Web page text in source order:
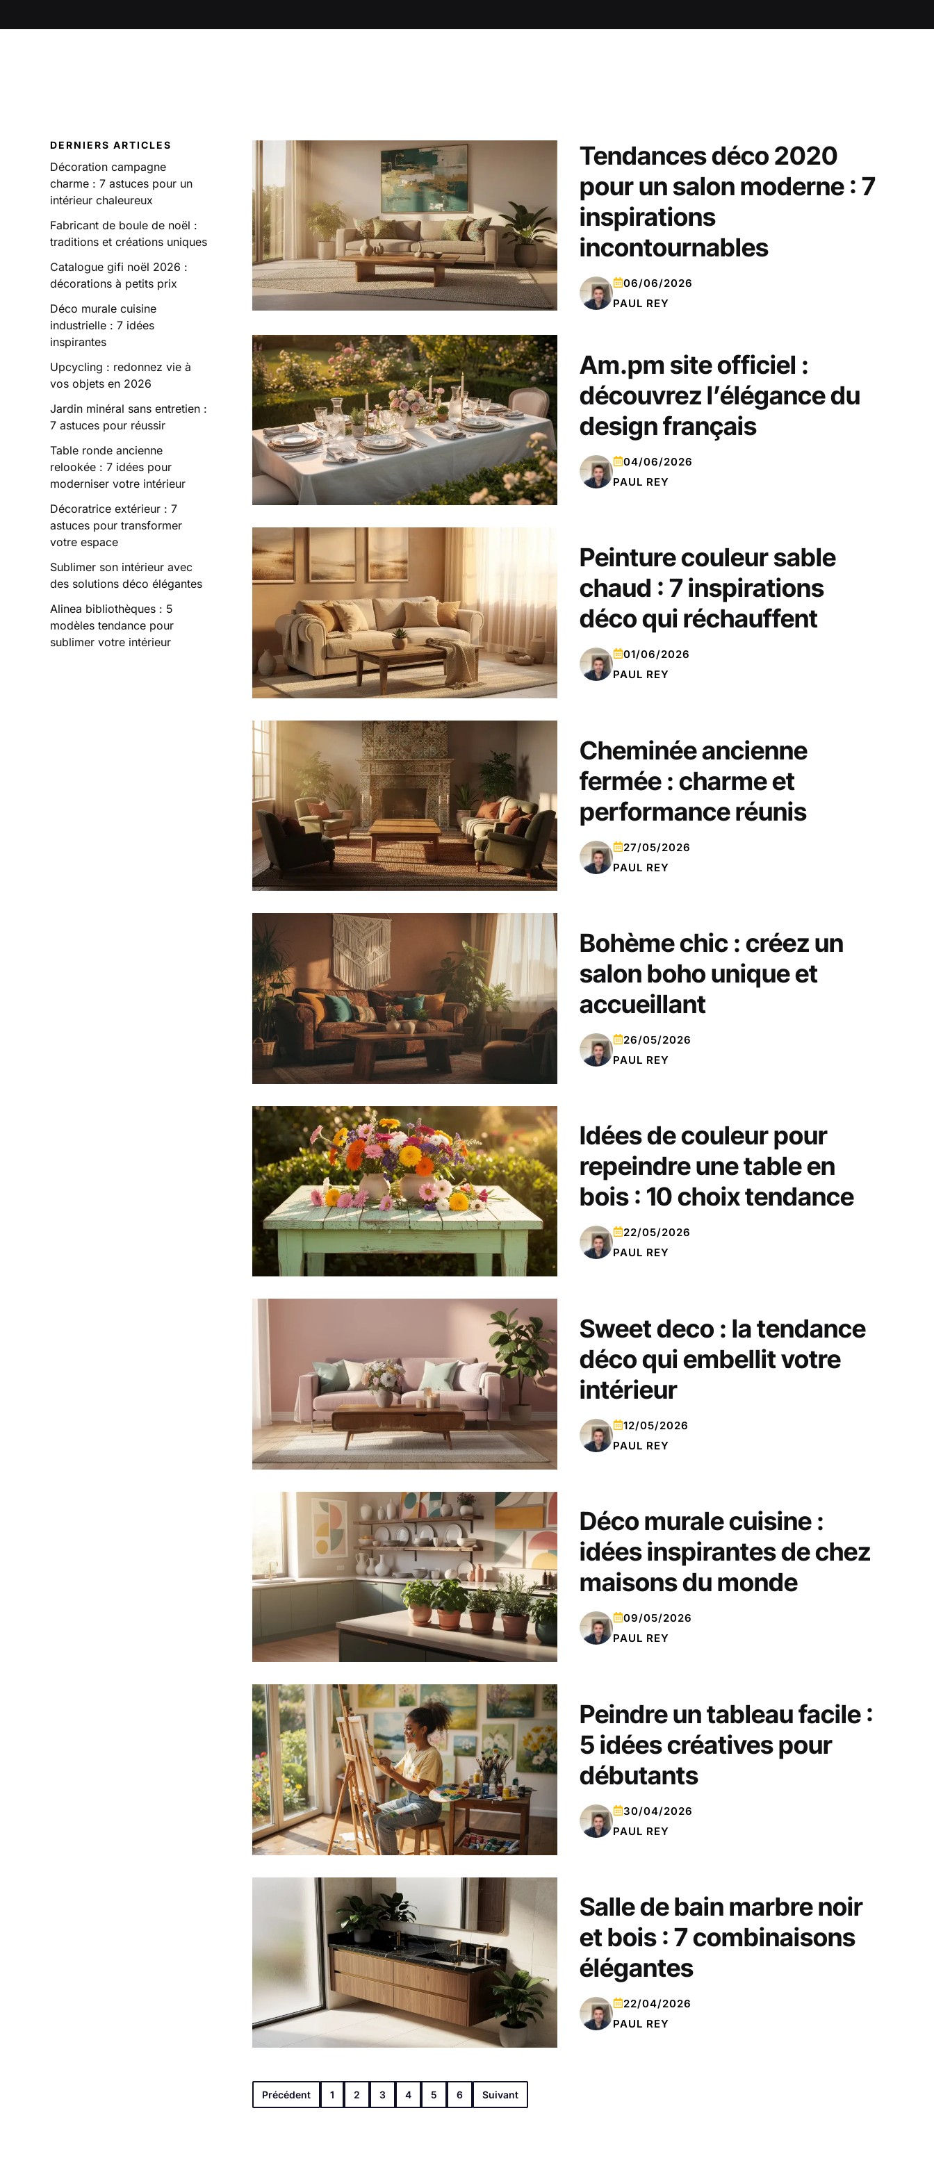
DERNIERS ARTICLES
Décoration campagne
charme : 7 astuces pour un
intérieur chaleureux
Fabricant de boule de noël :
traditions et créations uniques
Catalogue gifi noël 2026 :
décorations à petits prix
Déco murale cuisine
industrielle : 7 idées
inspirantes
Upcycling : redonnez vie à
vos objets en 2026
Jardin minéral sans entretien :
7 astuces pour réussir
Table ronde ancienne
relookée : 7 idées pour
moderniser votre intérieur
Décoratrice extérieur : 7
astuces pour transformer
votre espace
Sublimer son intérieur avec
des solutions déco élégantes
Alinea bibliothèques : 5
modèles tendance pour
sublimer votre intérieur
Tendances déco 2020
pour un salon moderne : 7
inspirations
incontournables
06/06/2026
PAUL REY
Am.pm site officiel :
découvrez l’élégance du
design français
04/06/2026
PAUL REY
Peinture couleur sable
chaud : 7 inspirations
déco qui réchauffent
01/06/2026
PAUL REY
Cheminée ancienne
fermée : charme et
performance réunis
27/05/2026
PAUL REY
Bohème chic : créez un
salon boho unique et
accueillant
26/05/2026
PAUL REY
Idées de couleur pour
repeindre une table en
bois : 10 choix tendance
22/05/2026
PAUL REY
Sweet deco : la tendance
déco qui embellit votre
intérieur
12/05/2026
PAUL REY
Déco murale cuisine :
idées inspirantes de chez
maisons du monde
09/05/2026
PAUL REY
Peindre un tableau facile :
5 idées créatives pour
débutants
30/04/2026
PAUL REY
Salle de bain marbre noir
et bois : 7 combinaisons
élégantes
22/04/2026
PAUL REY
Précédent 1 2 3 4 5 6 Suivant